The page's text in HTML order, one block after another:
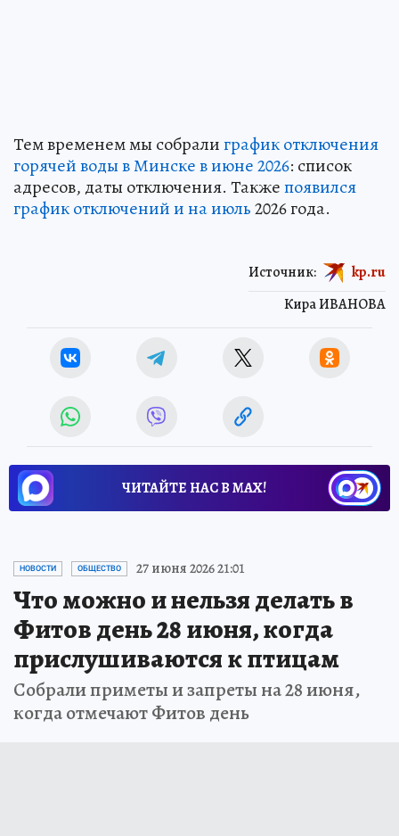
Тем временем мы собралиграфик отключения
горячей воды в Минске в июне 2026: список
адресов, даты отключения. Такжепоявился
график отключений и на июль2026 года.
Кира ИВАНОВА
Источник: kp.ru
ЧИТАЙТЕ НАС В МАХ!
НОВОСТИ ОБЩЕСТВО 27 июня 2026 21:01
Что можно и нельзя делать в
Фитов день 28 июня, когда
прислушиваются к птицам
Собрали приметы и запреты на 28 июня,
когда отмечают Фитов день